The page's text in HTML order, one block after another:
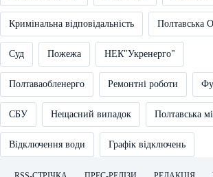
Кримінальна відповідальність Полтавська
Суд Пожежа НЕК"Укренерго"
Полтаваобленерго Ремонтні роботи
СБУ Нещасний випадок Полтавська
Відключення води Графік відключень